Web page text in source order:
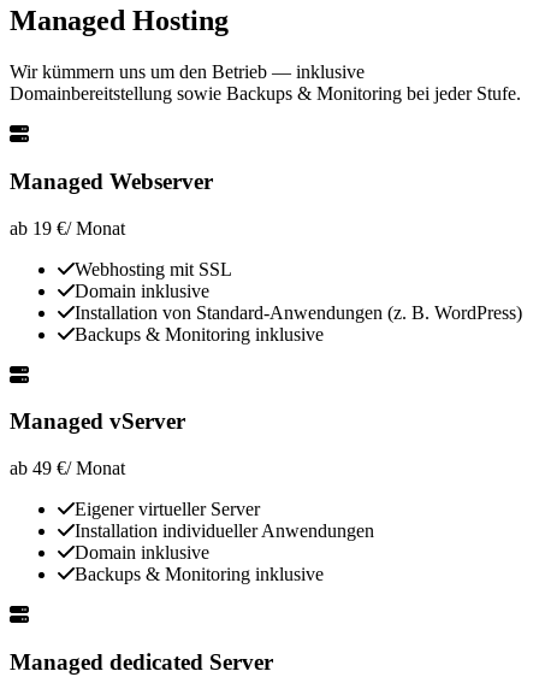
Managed Hosting
Wir kümmern uns um den Betrieb — inklusive
Domainbereitstellung sowie Backups & Monitoring bei jeder Stufe.
Managed Webserver
ab 19 €/ Monat
Webhosting mit SSL
Domain inklusive
Installation von Standard-Anwendungen (z. B. WordPress)
Backups & Monitoring inklusive
Managed vServer
ab 49 €/ Monat
Eigener virtueller Server
Installation individueller Anwendungen
Domain inklusive
Backups & Monitoring inklusive
Managed dedicated Server